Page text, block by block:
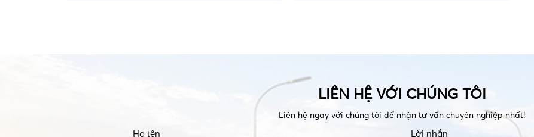
LIÊN HỆ VỚI CHÚNG TÔI
Liên hệ ngay với chúng tôi để nhận tư vấn chuyên nghiệp nhất!
Họ tên Lời nhắn